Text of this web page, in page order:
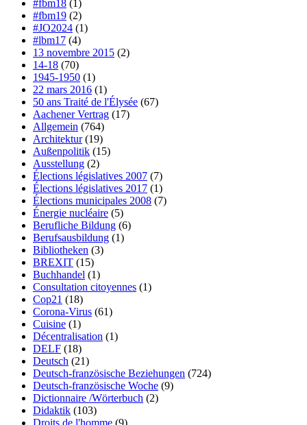
#fbm18 (1)
#fbm19 (2)
#JO2024 (1)
#lbm17 (4)
13 novembre 2015 (2)
14-18 (70)
1945-1950 (1)
22 mars 2016 (1)
50 ans Traité de l'Élysée (67)
Aachener Vertrag (17)
Allgemein (764)
Architektur(19)
Außenpolitik (15)
Ausstellung (2)
Élections législatives 2007 (7)
Élections législatives 2017 (1)
Élections municipales 2008 (7)
Énergie nucléaire (5)
Berufliche Bildung (6)
Berufsausbildung (1)
Bibliotheken (3)
BREXIT (15)
Buchhandel (1)
Consultation citoyennes (1)
Cop21 (18)
Corona-Virus (61)
Cuisine (1)
Décentralisation (1)
DELF (18)
Deutsch (21)
Deutsch-französische Beziehungen (724)
Deutsch-französische Woche (9)
Dictionnaire /Wörterbuch (2)
Didaktik (103)